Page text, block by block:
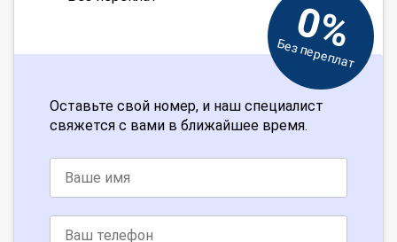
0%
Без переплат
Оставьте свой номер, и наш специалист
свяжется с вами в ближайшее время.